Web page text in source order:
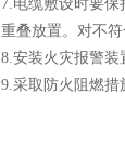
7.电缆敷设时要
重叠放置。对不
8.安装火灾报警装
9.采取防火阻燃措